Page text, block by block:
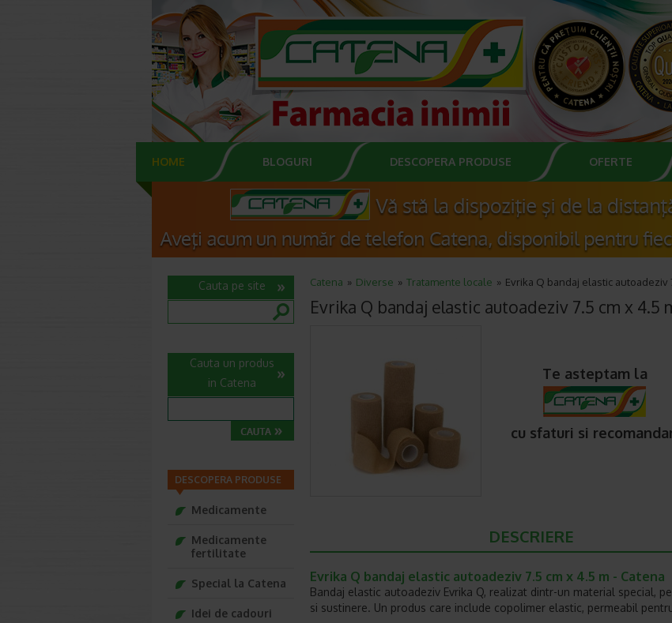
HOME BLOGURI DESCOPERA PRODUSE OFERTE
Catena Diverse Tratamente locale Evrika Q bandaj elastic autoadeziv
Evrika Q bandaj elastic autoadeziv 7.5 cm x 4.5
Te asteptam la
cu sfaturi si
DESCRIERE
Evrika Q bandaj elastic autoadeziv 7.5 cm x 4.5 m - Catena
Bandaj elastic autoadeziv Evrika Q, realizat dintr-un material special,
si sustinere. Un produs care include copolimer elastic, permeabil
Cauta pe site
Cauta un produs
in Catena
DESCOPERA PRODUSE
Medicamente
Medicamente
fertilitate
Special la Catena
Idei de cadouri